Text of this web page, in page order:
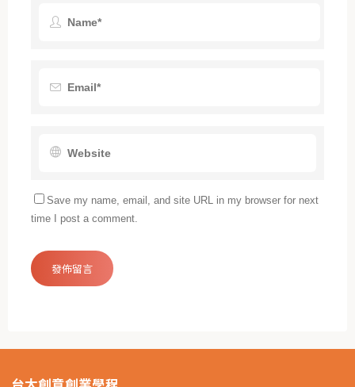
Save my name, email, and site URL in my browser for next
time I post a comment.